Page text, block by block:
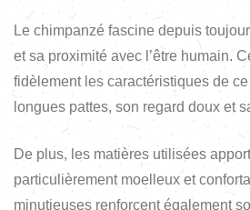
Le chimpanzé fascine depuis
et sa proximité avec l’être humain.
fidèlement les caractéristiques de
longues pattes, son regard doux et
De plus, les matières utilisées
particulièrement moelleux et
minutieuses renforcent également